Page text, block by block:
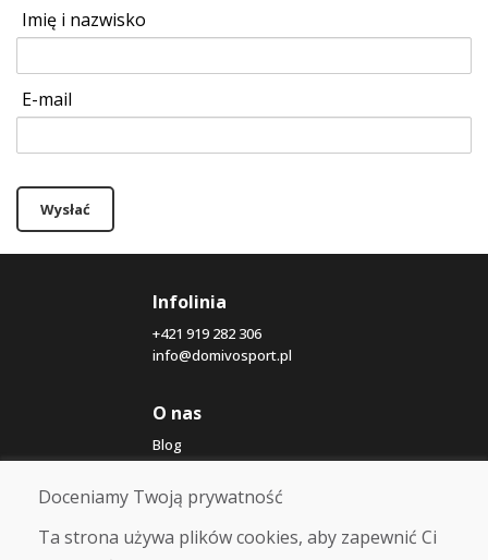
Imię i nazwisko
E-mail
Wysłać
Infolinia
+421 919 282 306
info@domivosport.pl
O nas
Blog
O nas
Sklep
Kontakt
Doceniamy Twoją prywatność
Ta strona używa plików cookies, aby zapewnić Ci